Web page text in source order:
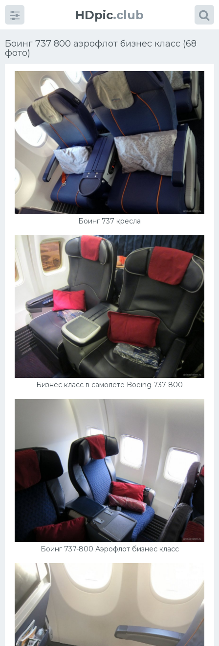
HDpic.club
Боинг 737 800 аэрофлот бизнес класс (68
фото)
Боинг 737 кресла
Бизнес класс в самолете Boeing 737-800
Боинг 737-800 Аэрофлот бизнес класс
Категории
Разное
Автомобили
Красивые фото машин
УРАЛ
Пежо
Ауди
Гараж
Русские авто
Вольво
БМВ
МАЗ
Сузуки
Мерседес
Скания
Черри
Кавасаки
Инфинити
ЛУАЗ
Фиат
Ситроен
Субару
Опель